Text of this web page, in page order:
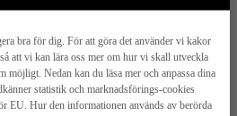
bra för dig. För att göra det använder vi kakor
att vi kan lära oss mer om hur vi skall utveckla
möjligt. Nedan kan du läsa mer och anpassa dina
statistik och marknadsförings-cookies
EU. Hur den informationen används av berörda
Meny